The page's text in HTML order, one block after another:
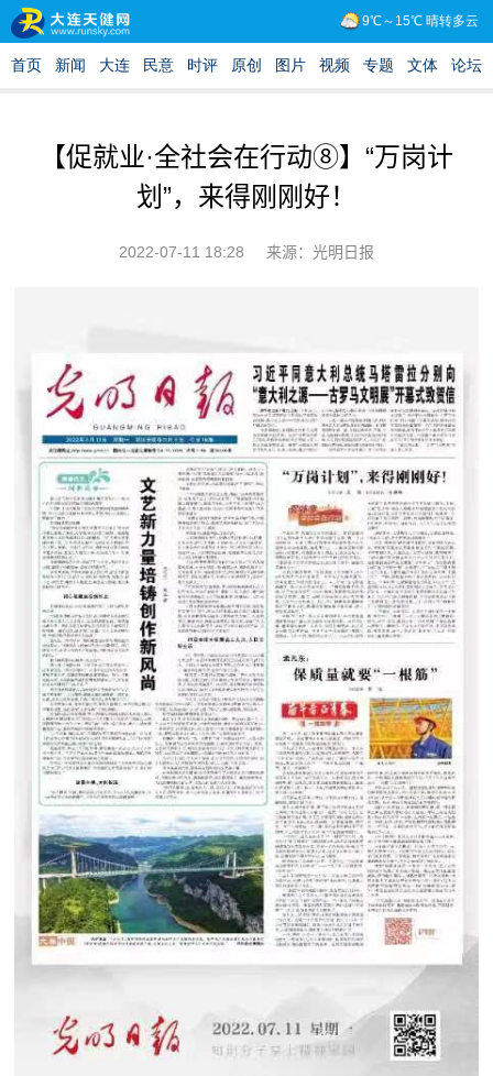
【促就业·全社会在行动⑧】“万岗计
划”，来得刚刚好！
2022-07-11 18:28 来源：光明日报